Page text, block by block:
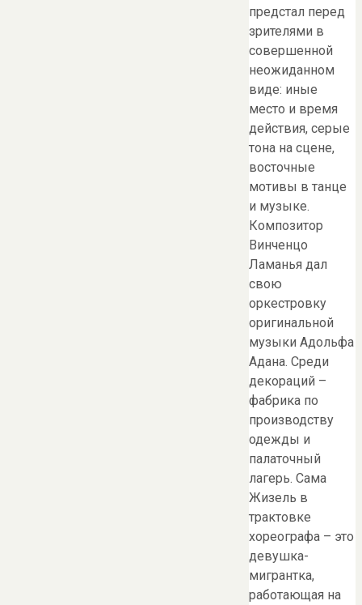
предстал перед
зрителями в
совершенной
неожиданном
виде: иные
место и время
действия, серые
тона на сцене,
восточные
мотивы в танце
и музыке.
Композитор
Винченцо
Ламанья дал
свою
оркестровку
оригинальной
музыки Адольфа
Адана. Среди
декораций –
фабрика по
производству
одежды и
палаточный
лагерь. Сама
Жизель в
трактовке
хореографа – это
девушка-
мигрантка,
работающая на